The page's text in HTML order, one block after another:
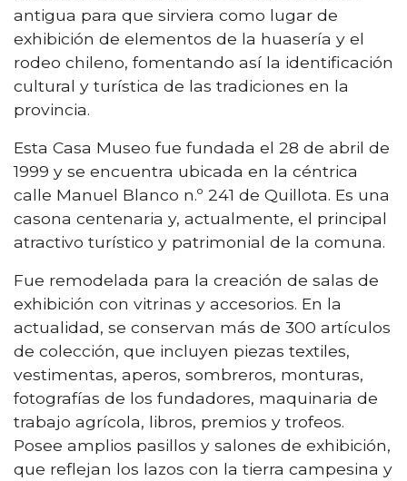
antigua para que sirviera como lugar de
exhibición de elementos de la huasería y el
rodeo chileno, fomentando así la identificación
cultural y turística de las tradiciones en la
provincia.
Esta Casa Museo fue fundada el 28 de abril de
1999 y se encuentra ubicada en la céntrica
calle Manuel Blanco n.º 241 de Quillota. Es una
casona centenaria y, actualmente, el principal
atractivo turístico y patrimonial de la comuna.
Fue remodelada para la creación de salas de
exhibición con vitrinas y accesorios. En la
actualidad, se conservan más de 300 artículos
de colección, que incluyen piezas textiles,
vestimentas, aperos, sombreros, monturas,
fotografías de los fundadores, maquinaria de
trabajo agrícola, libros, premios y trofeos.
Posee amplios pasillos y salones de exhibición,
que reflejan los lazos con la tierra campesina y